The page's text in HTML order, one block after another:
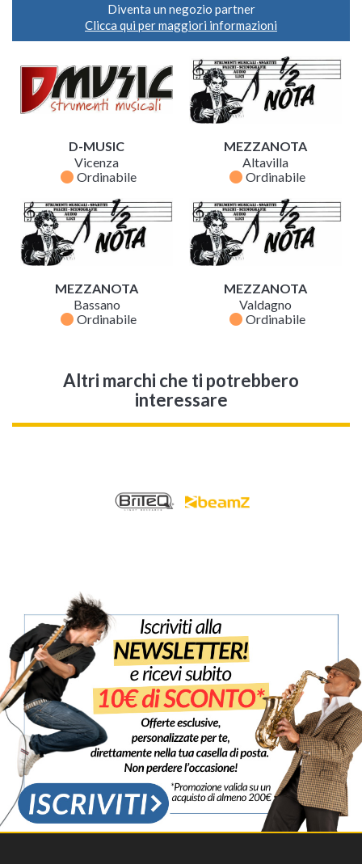
Diventa un negozio partner
Clicca qui per maggiori informazioni
D-MUSIC
Vicenza
fiber_manual_record Ordinabile
MEZZANOTA
Altavilla
fiber_manual_record Ordinabile
MEZZANOTA
Bassano
fiber_manual_record Ordinabile
MEZZANOTA
Valdagno
fiber_manual_record Ordinabile
Altri marchi che ti potrebbero
interessare